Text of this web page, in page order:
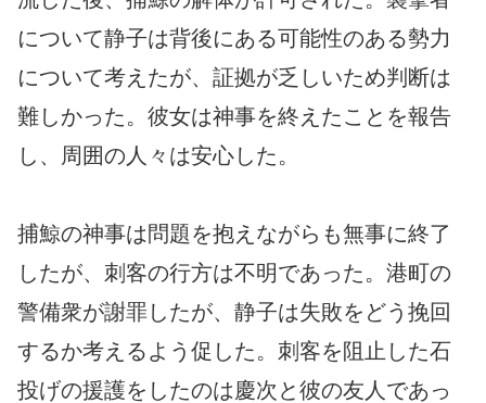
について静子は背後にある可能性のある勢力
について考えたが、証拠が乏しいため判断は
難しかった。彼女は神事を終えたことを報告
し、周囲の人々は安心した。
捕鯨の神事は問題を抱えながらも無事に終了
したが、刺客の行方は不明であった。港町の
警備衆が謝罪したが、静子は失敗をどう挽回
するか考えるよう促した。刺客を阻止した石
投げの援護をしたのは慶次と彼の友人であっ